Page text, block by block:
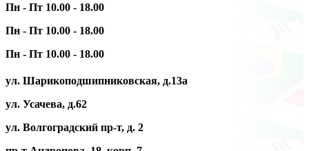
Пн - Пт 10.00 - 18.00
Пн - Пт 10.00 - 18.00
Пн - Пт 10.00 - 18.00
ул. Шарикоподшипниковская, д.13а
ул. Усачева, д.62
ул. Волгоградский пр-т, д. 2